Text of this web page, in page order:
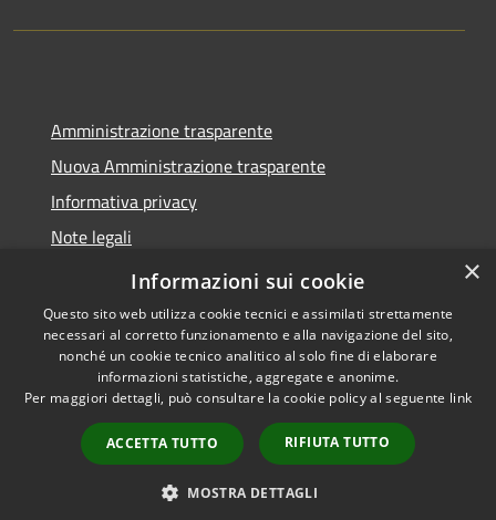
Amministrazione trasparente
Nuova Amministrazione trasparente
Informativa privacy
Note legali
Dichiarazione di accessibilità
Accessibilità
Copyright © 2026 • Comune di
Seminara • Powered by
Municipium•
Accesso
redazione
×
Informazioni sui cookie
Questo sito web utilizza cookie tecnici e assimilati strettamente
necessari al corretto funzionamento e alla navigazione del sito,
nonché un cookie tecnico analitico al solo fine di elaborare
informazioni statistiche, aggregate e anonime.
Per maggiori dettagli, può consultare la cookie policy al seguente link
ACCETTA TUTTO RIFIUTA TUTTO
MOSTRA DETTAGLI